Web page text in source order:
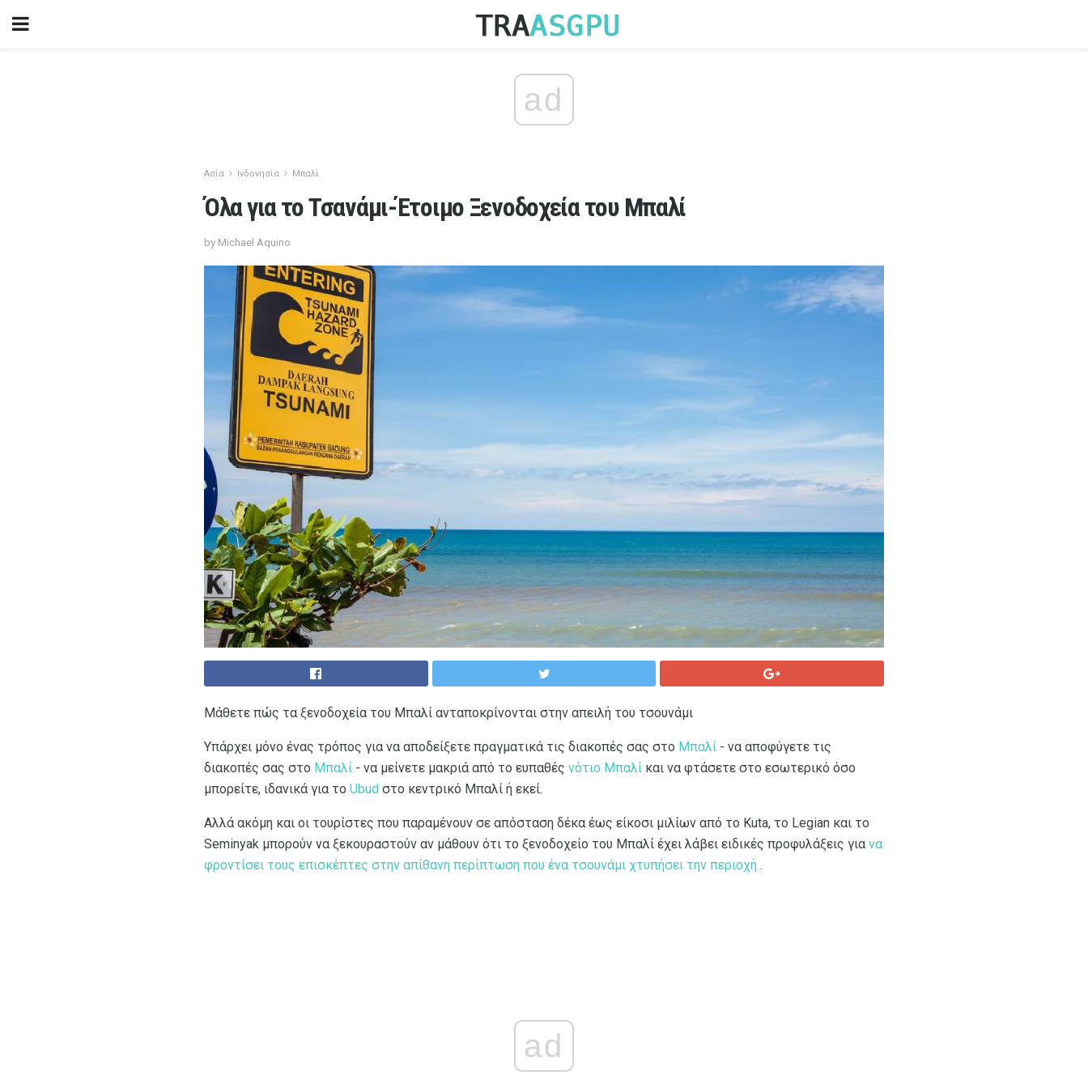
ad
Ασία Ινδονησία Μπαλί
Όλα για το Τσανάμι-Έτοιμο Ξενοδοχεία του Μπαλί
by Michael Aquino
Μάθετε πώς τα ξενοδοχεία του Μπαλί ανταποκρίνονται στην απειλή του τσουνάμι
Υπάρχει μόνο ένας τρόπος για να αποδείξετε πραγματικά τις διακοπές σας στο Μπαλί - να αποφύγετε τις
διακοπές σας στο Μπαλί - να μείνετε μακριά από το ευπαθές νότιο Μπαλί και να φτάσετε στο εσωτερικό όσο
μπορείτε, ιδανικά για το Ubud στο κεντρικό Μπαλί ή εκεί.
Αλλά ακόμη και οι τουρίστες που παραμένουν σε απόσταση δέκα έως είκοσι μιλίων από το Kuta, το Legian και το
Seminyak μπορούν να ξεκουραστούν αν μάθουν ότι το ξενοδοχείο του Μπαλί έχει λάβει ειδικές προφυλάξεις για να
φροντίσει τους επισκέπτες στην απίθανη περίπτωση που ένα τσουνάμι χτυπήσει την περιοχή .
ad